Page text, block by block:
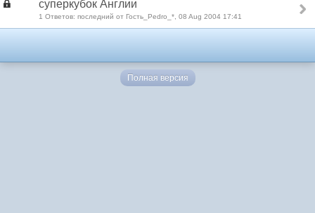
суперкубок Англии
1 Ответов: последний от Гость_Pedro_*, 08 Aug 2004 17:41
Полная версия